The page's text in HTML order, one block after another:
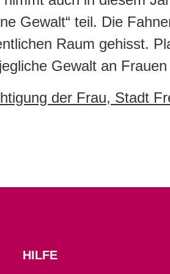
Gewalt“ teil. Die
Raum gehisst.
Gewalt an
der Frau, Stadt
HILFE